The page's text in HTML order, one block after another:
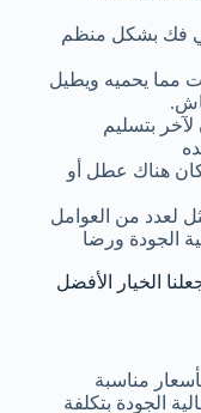
في فك بشكل منظم
مما يحميه ويطيل
بتسليم
هناك عطل أو
لعدد من العوامل
الجودة ورضا
الخيار الأفضل
مناسبة
الجودة بتكلفة